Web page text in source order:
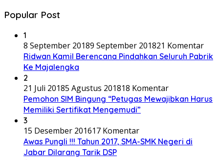
Popular Post
1
8 September 20189 September 201821 Komentar
Ridwan Kamil Berencana Pindahkan Seluruh Pabrik
Ke Majalengka
2
21 Juli 20185 Agustus 201818 Komentar
Pemohon SIM Bingung “Petugas Mewajibkan Harus
Memiliki Sertifikat Mengemudi”
3
15 Desember 201617 Komentar
Awas Pungli !!! Tahun 2017, SMA-SMK Negeri di
Jabar Dilarang Tarik DSP